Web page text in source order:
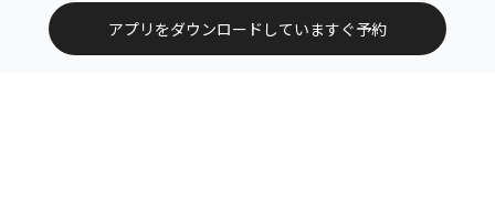
アプリをダウンロードしていますぐ予約